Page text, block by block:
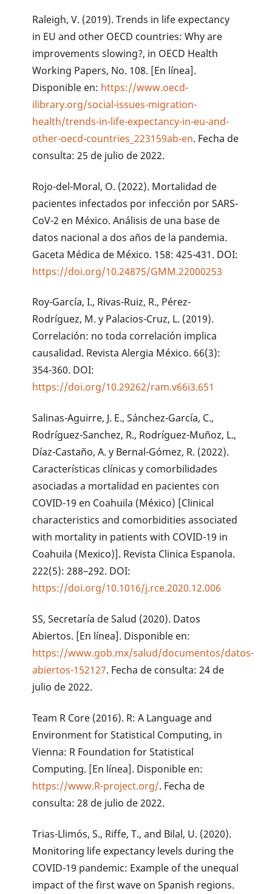
Raleigh, V. (2019). Trends in life expectancy
in EU and other OECD countries: Why are
improvements slowing?, in OECD Health
Working Papers, No. 108. [En línea].
Disponible en: https://www.oecd-
ilibrary.org/social-issues-migration-
health/trends-in-life-expectancy-in-eu-and-
other-oecd-countries_223159ab-en. Fecha de
consulta: 25 de julio de 2022.
Rojo-del-Moral, O. (2022). Mortalidad de
pacientes infectados por infección por SARS-
CoV-2 en México. Análisis de una base de
datos nacional a dos años de la pandemia.
Gaceta Médica de México. 158: 425-431. DOI:
https://doi.org/10.24875/GMM.22000253
Roy-García, I., Rivas-Ruiz, R., Pérez-
Rodríguez, M. y Palacios-Cruz, L. (2019).
Correlación: no toda correlación implica
causalidad. Revista Alergia México. 66(3):
354-360. DOI:
https://doi.org/10.29262/ram.v66i3.651
Salinas-Aguirre, J. E., Sánchez-García, C.,
Rodríguez-Sanchez, R., Rodríguez-Muñoz, L.,
Díaz-Castaño, A. y Bernal-Gómez, R. (2022).
Características clínicas y comorbilidades
asociadas a mortalidad en pacientes con
COVID-19 en Coahuila (México) [Clinical
characteristics and comorbidities associated
with mortality in patients with COVID-19 in
Coahuila (Mexico)]. Revista Clinica Espanola.
222(5): 288–292. DOI:
https://doi.org/10.1016/j.rce.2020.12.006
SS, Secretaría de Salud (2020). Datos
Abiertos. [En línea]. Disponible en:
https://www.gob.mx/salud/documentos/datos-
abiertos-152127. Fecha de consulta: 24 de
julio de 2022.
Team R Core (2016). R: A Language and
Environment for Statistical Computing, in
Vienna: R Foundation for Statistical
Computing. [En línea]. Disponible en:
https://www.R-project.org/. Fecha de
consulta: 28 de julio de 2022.
Trias-Llimós, S., Riffe, T., and Bilal, U. (2020).
Monitoring life expectancy levels during the
COVID-19 pandemic: Example of the unequal
impact of the first wave on Spanish regions.